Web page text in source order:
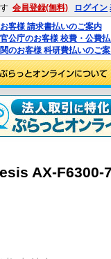
会員登録(無料) ログイン
客様 請求書払いのご案内
公庁のお客様 校費・公費
のお客様 科研費払いのご
AX-F6300-